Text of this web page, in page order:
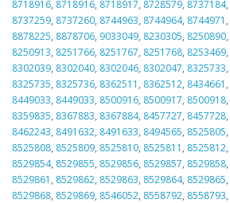
8718916, 8718916, 8718917, 8728579, 8737184,
8737259, 8737260, 8744963, 8744964, 8744971 ,
8878225, 8878706, 9033049, 8230305, 8250890,
8250913, 8251766, 8251767, 8251768, 8253469,
8302039, 8302040, 8302046, 8302047, 8325733,
8325735, 8325736, 8362511 , 8362512, 8434661 ,
8449033, 8449033, 8500916, 8500917, 8500918,
8359835, 8367883, 8367884, 8457727, 8457728,
8462243, 8491632, 8491633, 8494565, 8525805,
8525808, 8525809, 8525810, 8525811 , 8525812,
8529854, 8529855, 8529856, 8529857, 8529858,
8529861 , 8529862, 8529863, 8529864, 8529865,
8529868, 8529869, 8546052, 8558792, 8558793,